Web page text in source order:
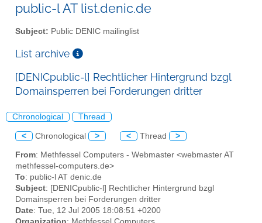
public-l AT list.denic.de
Subject: Public DENIC mailinglist
List archive
[DENICpublic-l] Rechtlicher Hintergrund bzgl
Domainsperren bei Forderungen dritter
Chronological Thread
< Chronological > < Thread >
From: Methfessel Computers - Webmaster <webmaster AT
methfessel-computers.de>
To: public-l AT denic.de
Subject: [DENICpublic-l] Rechtlicher Hintergrund bzgl
Domainsperren bei Forderungen dritter
Date: Tue, 12 Jul 2005 18:08:51 +0200